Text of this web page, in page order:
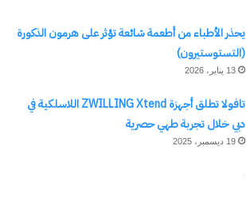
يحذر الأطباء من أطعمة شائعة تؤثر على هرمون الذكورة
(التستوستيرون)
13 يناير، 2026
تافولا تطلق أجهزة ZWILLING Xtend اللاسلكية في
دبي خلال تجربة طهي حصرية
19 ديسمبر، 2025